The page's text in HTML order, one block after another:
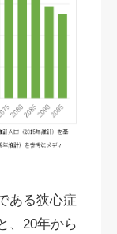
ある狭心症
、20年から